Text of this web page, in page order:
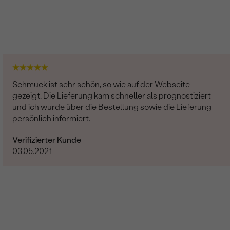
Schmuck ist sehr schön, so wie auf der Webseite
gezeigt. Die Lieferung kam schneller als prognostiziert
und ich wurde über die Bestellung sowie die Lieferung
persönlich informiert.
Verifizierter Kunde
03.05.2021